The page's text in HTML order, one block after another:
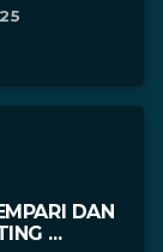
DAN
...